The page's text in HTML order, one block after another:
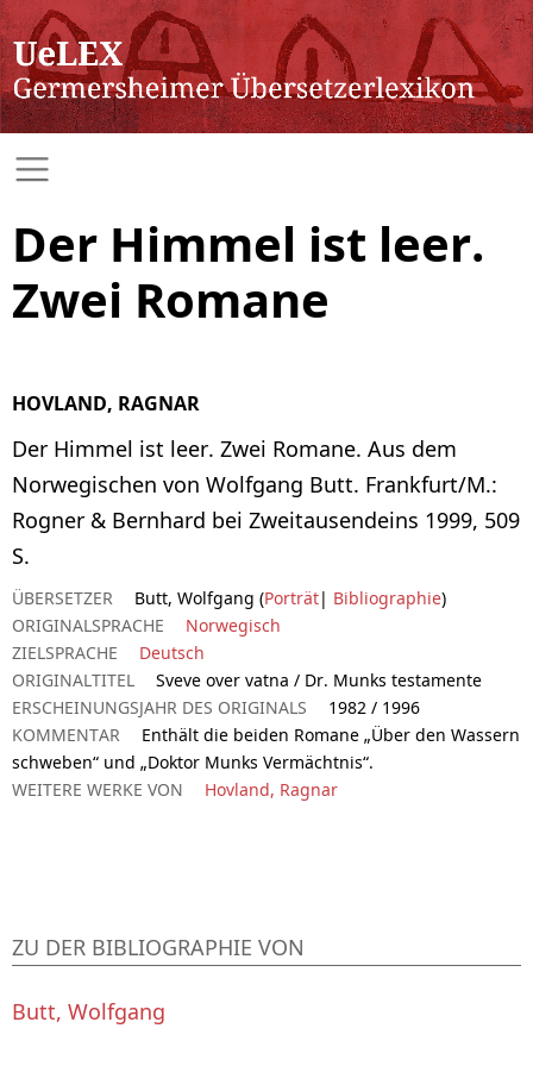
Der Himmel ist leer.
Zwei Romane
HOVLAND, RAGNAR
Der Himmel ist leer. Zwei Romane. Aus dem
Norwegischen von Wolfgang Butt. Frankfurt/M.:
Rogner & Bernhard bei Zweitausendeins 1999, 509
S.
ÜBERSETZER Butt, Wolfgang (Porträt| Bibliographie)
ORIGINALSPRACHE
Norwegisch
ZIELSPRACHE
Deutsch
ORIGINALTITEL
Sveve over vatna / Dr. Munks testamente
ERSCHEINUNGSJAHR DES ORIGINALS
1982 / 1996
KOMMENTAR
Enthält die beiden Romane „Über den Wassern
schweben“ und „Doktor Munks Vermächtnis“.
WEITERE WERKE VON
Hovland, Ragnar
ZU DER BIBLIOGRAPHIE VON
Butt, Wolfgang